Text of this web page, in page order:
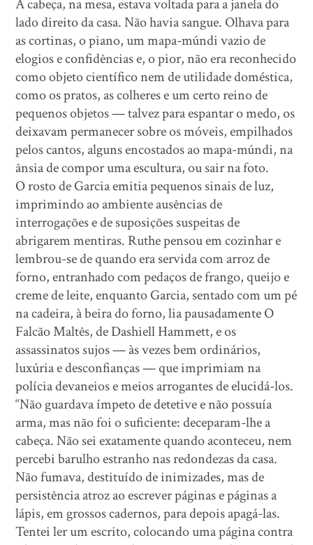
A cabeça, na mesa, estava voltada para a janela do
lado direito da casa. Não havia sangue. Olhava para
as cortinas, o piano, um mapa-múndi vazio de
elogios e confidências e, o pior, não era reconhecido
como objeto científico nem de utilidade doméstica,
como os pratos, as colheres e um certo reino de
pequenos objetos — talvez para espantar o medo, os
deixavam permanecer sobre os móveis, empilhados
pelos cantos, alguns encostados ao mapa-múndi, na
ânsia de compor uma escultura, ou sair na foto.
O rosto de Garcia emitia pequenos sinais de luz,
imprimindo ao ambiente ausências de
interrogações e de suposições suspeitas de
abrigarem mentiras. Ruthe pensou em cozinhar e
lembrou-se de quando era servida com arroz de
forno, entranhado com pedaços de frango, queijo e
creme de leite, enquanto Garcia, sentado com um pé
na cadeira, à beira do forno, lia pausadamente O
Falcão Maltês, de Dashiell Hammett, e os
assassinatos sujos — às vezes bem ordinários,
luxúria e desconfianças — que imprimiam na
polícia devaneios e meios arrogantes de elucidá-los.
“Não guardava ímpeto de detetive e não possuía
arma, mas não foi o suficiente: deceparam-lhe a
cabeça. Não sei exatamente quando aconteceu, nem
percebi barulho estranho nas redondezas da casa.
Não fumava, destituído de inimizades, mas de
persistência atroz ao escrever páginas e páginas a
lápis, em grossos cadernos, para depois apagá-las.
Tentei ler um escrito, colocando uma página contra